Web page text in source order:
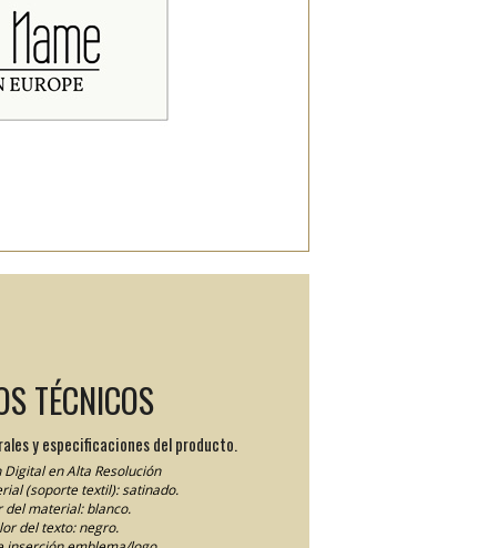
TÉCNICOS
y especificaciones del producto.
en Alta Resolución
(soporte textil): satinado.
del material: blanco.
del texto: negro.